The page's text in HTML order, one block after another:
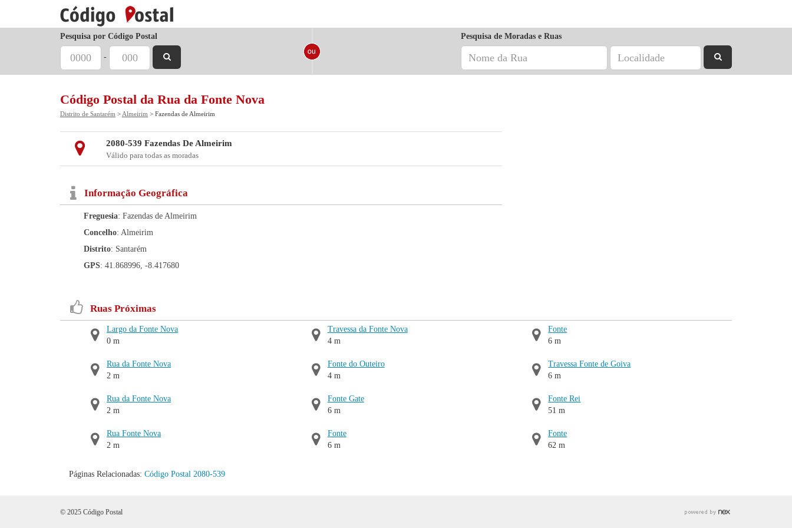
Pesquisa por Código Postal
-
Pesquisa de Moradas e Ruas
Código Postal da Rua da Fonte Nova
Distrito de Santarém > Almeirim > Fazendas de Almeirim
2080-539 Fazendas De Almeirim
Válido para todas as moradas
Informação Geográfica
Freguesia: Fazendas de Almeirim
Concelho: Almeirim
Distrito: Santarém
GPS: 41.868996, -8.417680
Ruas Próximas
Largo da Fonte Nova
0 m
Rua da Fonte Nova
2 m
Rua da Fonte Nova
2 m
Rua Fonte Nova
2 m
Travessa da Fonte Nova
4 m
Fonte do Outeiro
4 m
Fonte Gate
6 m
Fonte
6 m
Fonte
6 m
Travessa Fonte de Goiva
6 m
Fonte Rei
51 m
Fonte
62 m
Páginas Relacionadas: Código Postal 2080-539
© 2025 Código Postal